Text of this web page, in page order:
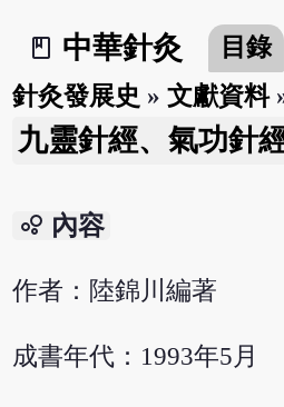
book_2
中華針灸 目錄
針灸發展史 »文獻資料
九靈針經、氣功針
bubble_chart 內容
作者：陸錦川編著
成書年代：1993年5月